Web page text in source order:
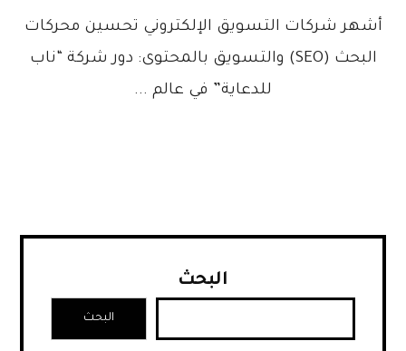
أشهر شركات التسويق الإلكتروني تحسين محركات
البحث (SEO) والتسويق بالمحتوى: دور شركة “ناب
للدعاية” في عالم ...
البحث
البحث